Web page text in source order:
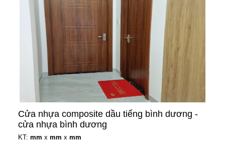
Cửa nhựa composite dầu tiếng bình dương -
cửa nhựa bình dương
KT: mm x mm x mm